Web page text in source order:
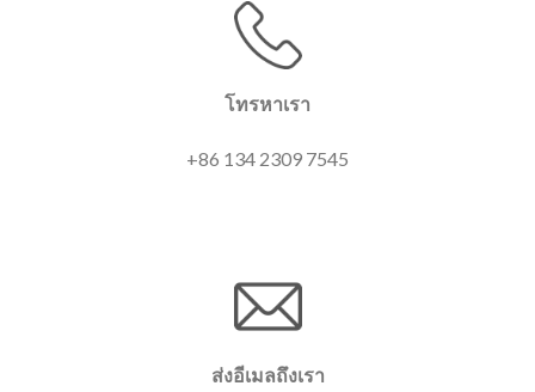
โทรหาเรา
+86 134 2309 7545
ส่งอีเมลถึงเรา